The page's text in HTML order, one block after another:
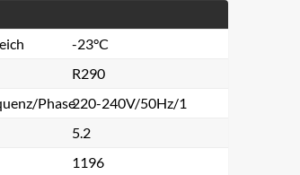
-23°C
R290
Phase220-240V/50Hz/1
5.2
1196